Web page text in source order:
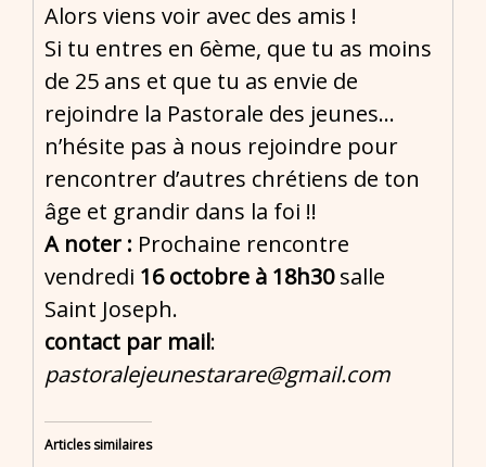
Alors viens voir avec des amis !
Si tu entres en 6ème, que tu as moins
de 25 ans et que tu as envie de
rejoindre la Pastorale des jeunes…
n’hésite pas à nous rejoindre pour
rencontrer d’autres chrétiens de ton
âge et grandir dans la foi !!
A noter : Prochaine rencontre
vendredi 16 octobre à 18h30salle
Saint Joseph.
contact par mail:
pastoralejeunestarare@gmail.com
Articles similaires